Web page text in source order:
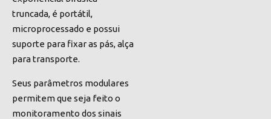
truncada, é portátil,
microprocessado e possui
suporte para fixar as pás, alça
para transporte.
Seus parâmetros modulares
permitem que seja feito o
monitoramento dos sinais